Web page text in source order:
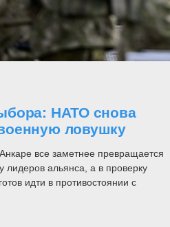
НАТО снова
ловушку
все заметнее превращается
лидеров альянса, а в проверку
идти в противостоянии с